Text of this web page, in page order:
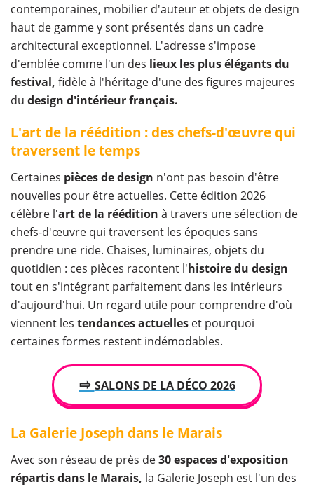
contemporaines, mobilier d'auteur et objets de design
haut de gamme y sont présentés dans un cadre
architectural exceptionnel. L'adresse s'impose
d'emblée comme l'un des lieux les plus élégants du
festival, fidèle à l'héritage d'une des figures majeures
du design d'intérieur français.
L'art de la réédition : des chefs-d'œuvre qui
traversent le temps
Certaines pièces de design n'ont pas besoin d'être
nouvelles pour être actuelles. Cette édition 2026
célèbre l'art de la réédition à travers une sélection de
chefs-d'œuvre qui traversent les époques sans
prendre une ride. Chaises, luminaires, objets du
quotidien : ces pièces racontent l'histoire du design
tout en s'intégrant parfaitement dans les intérieurs
d'aujourd'hui. Un regard utile pour comprendre d'où
viennent les tendances actuelles et pourquoi
certaines formes restent indémodables.
⇨ SALONS DE LA DÉCO 2026
La Galerie Joseph dans le Marais
Avec son réseau de près de30 espaces d'exposition
répartis dans le Marais, la Galerie Joseph est l'un des